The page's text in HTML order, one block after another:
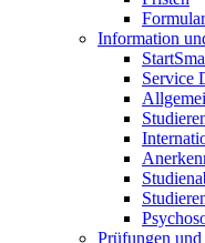
Information
Service
Prüfungen